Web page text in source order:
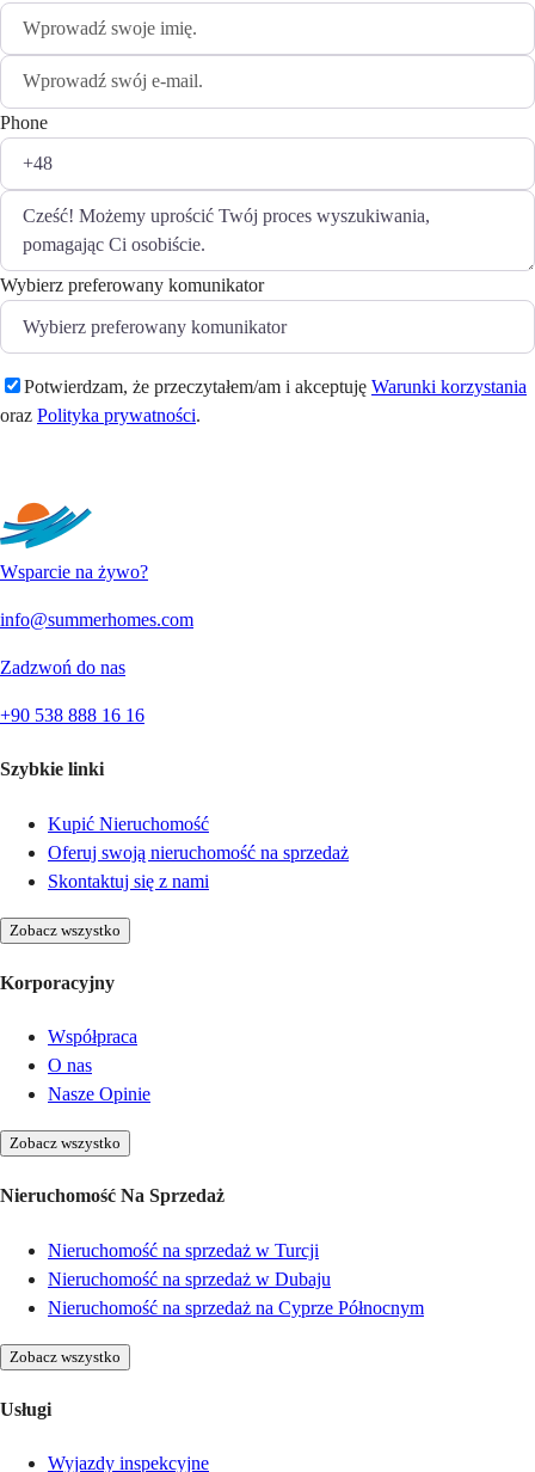
Phone
Wybierz preferowany komunikator
Potwierdzam, że przeczytałem/am i akceptuję Warunki korzystania
oraz Polityka prywatności.
Wsparcie na żywo?
info@summerhomes.com
Zadzwoń do nas
+90 538 888 16 16
Szybkie linki
Kupić Nieruchomość
Oferuj swoją nieruchomość na sprzedaż
Skontaktuj się z nami
Zobacz wszystko
Korporacyjny
Współpraca
O nas
Nasze Opinie
Zobacz wszystko
Nieruchomość Na Sprzedaż
Nieruchomość na sprzedaż w Turcji
Nieruchomość na sprzedaż w Dubaju
Nieruchomość na sprzedaż na Cyprze Północnym
Zobacz wszystko
Usługi
Wyjazdy inspekcyjne